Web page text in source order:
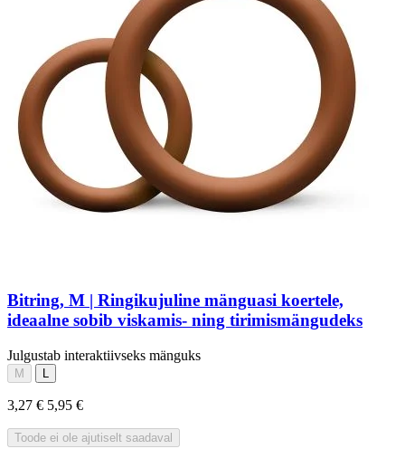
Bitring, M | Ringikujuline mänguasi koertele,
ideaalne sobib viskamis- ning tirimismängudeks
Julgustab interaktiivseks mänguks
M
3,27 € 5,95 €
Toode ei ole ajutiselt saadaval